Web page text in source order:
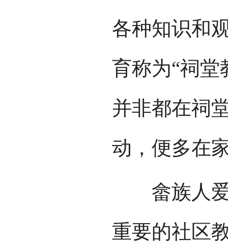
各种知识和
育称为“祠堂
并非都在祠
动，便多在
畲族人爱
重要的社区